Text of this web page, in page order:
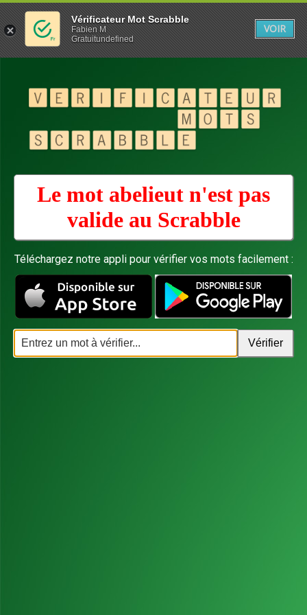
Le mot abelieut n'est pas
valide au Scrabble
Téléchargez notre appli pour vérifier vos mots facilement :
Vérificateur Mot Scrabble
Fabien M
Gratuitundefined
VOIR